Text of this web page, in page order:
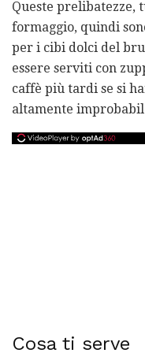
Queste prelibatezze,
formaggio, quindi
per i cibi dolci del
essere serviti con
caffè più tardi se si
altamente
Cosa ti serve